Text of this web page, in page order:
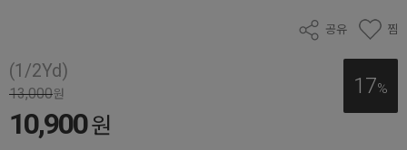
공유 찜
(1/2Yd)
17%
13,000원
10,900원